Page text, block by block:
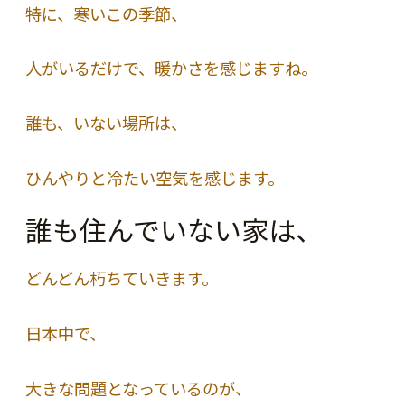
特に、寒いこの季節、
人がいるだけで、暖かさを感じますね。
誰も、いない場所は、
ひんやりと冷たい空気を感じます。
誰も住んでいない家は、
どんどん朽ちていきます。
日本中で、
大きな問題となっているのが、